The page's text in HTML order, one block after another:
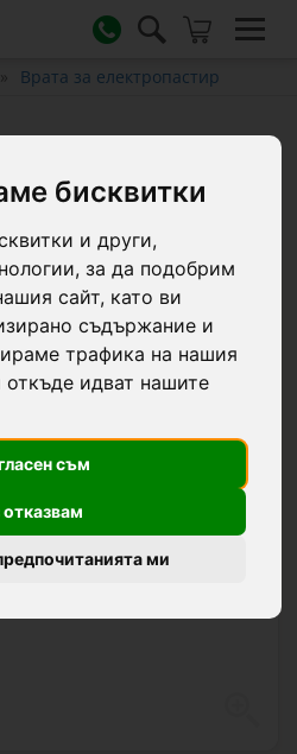
бисквитки
и други,
за да подобрим
сайт, като ви
съдържание и
трафика на нашия
идват нашите
съм
отказвам
ми
Врата за електропастир
с шнур за
ограда, Ako
м